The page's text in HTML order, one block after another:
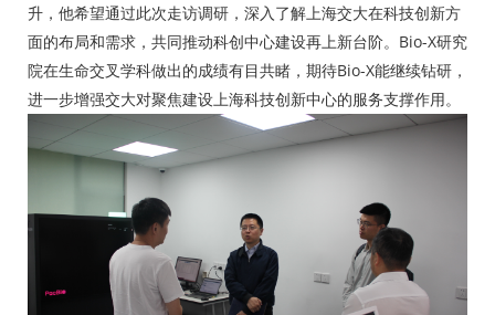
升，他希望通过此次走访调研，深入了解上海交大在科技创新方
面的布局和需求，共同推动科创中心建设再上新台阶。Bio-X研究
院在生命交叉学科做出的成绩有目共睹，期待Bio-X能继续钻研，
进一步增强交大对聚焦建设上海科技创新中心的服务支撑作用。